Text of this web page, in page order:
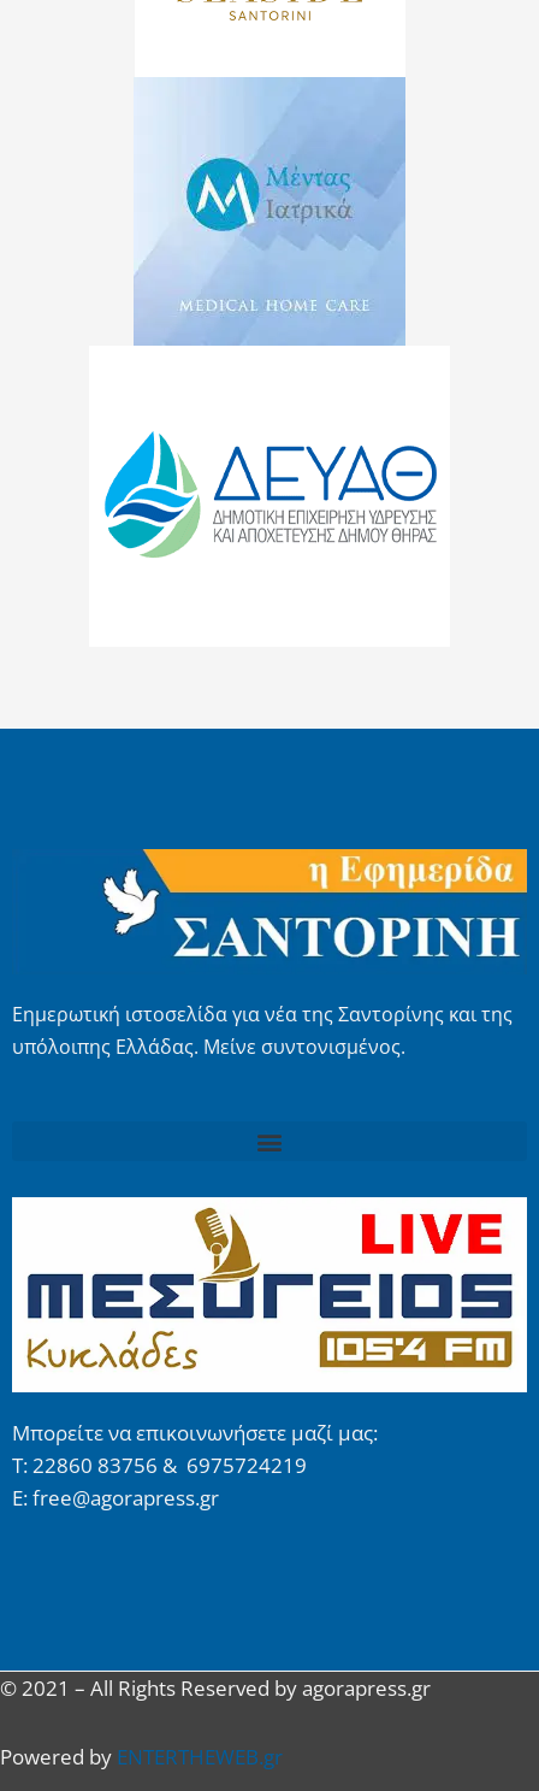
Εημερωτική ιστοσελίδα για νέα της Σαντορίνης και της
υπόλοιπης Ελλάδας. Μείνε συντονισμένος.
Μπορείτε να επικοινωνήσετε μαζί μας:
Τ: 22860 83756 & 6975724219
E: free@agorapress.gr
© 2021 – All Rights Reserved by agorapress.gr
Powered by ENTERTHEWEB.gr